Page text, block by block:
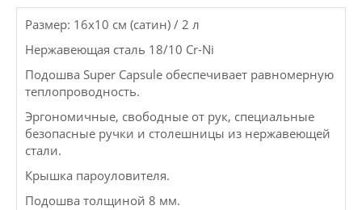
Размер: 16x10 см (сатин) / 2 л
Нержавеющая сталь 18/10 Cr-Ni
Подошва Super Capsule обеспечивает равномерную
теплопроводность.
Эргономичные, свободные от рук, специальные
безопасные ручки и столешницы из нержавеющей
стали.
Крышка пароуловителя.
Подошва толщиной 8 мм.